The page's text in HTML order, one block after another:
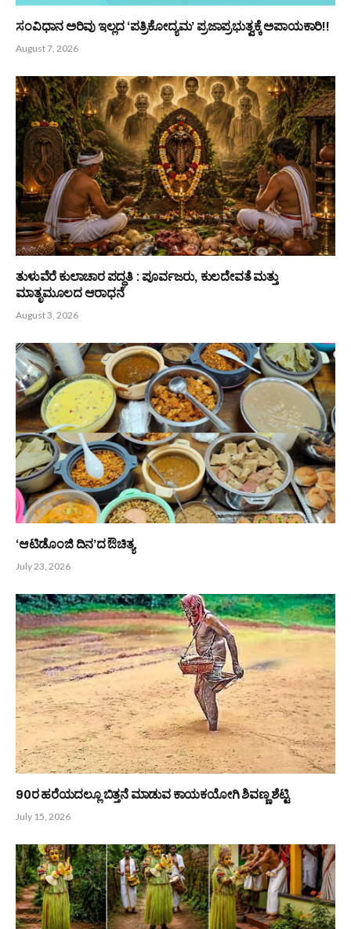
PREVIOUS ARTICLE
ವೀಣಾ ಟಿ ಶೆಟ್ಟಿ
NEXT ARTICLE
ಸಂಯುಕ್ತ ಆಶ್ರಯದಲ್ಲಿ ಅರೋಗ್ಯ
ಮೇಳ
Bunts Now
RelatedPosts
ಸಂವಿಧಾನ ಅರಿವು ಇಲ್ಲದ ‘ಪತ್ರಿಕೋದ್ಯಮ’ ಪ್ರಜಾಪ್ರಭುತ್ವಕ್ಕೆ ಅಪಾಯಕಾರಿ!!
August 7, 2026
ತುಳುವೆರೆ ಕುಲಾಚಾರ ಪದ್ಧತಿ : ಪೂರ್ವಜರು, ಕುಲದೇವತೆ ಮತ್ತು
ಮಾತೃಮೂಲದ ಆರಾಧನೆ
August 3, 2026